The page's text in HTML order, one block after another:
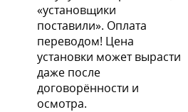
(Темно-вишневая)
(Темно-вишневая)
«установщики
поставили». Оплата
переводом! Цена
установки может вырасти
даже после
договорённости и
осмотра.